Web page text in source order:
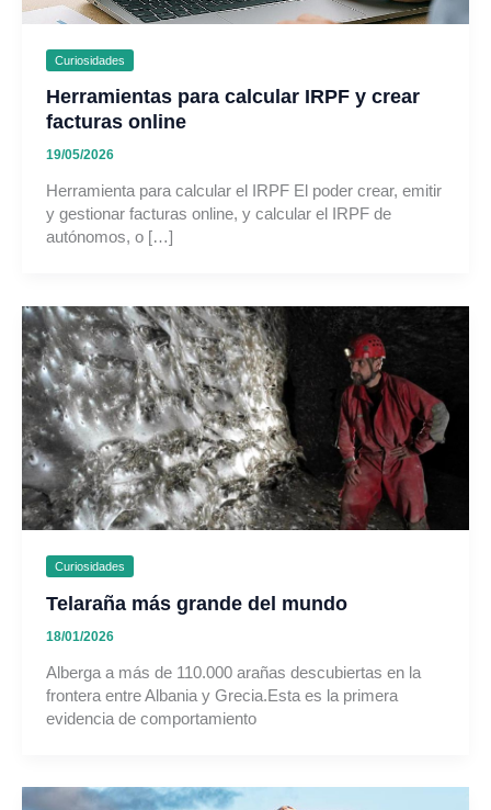
Curiosidades
Herramientas para calcular IRPF y crear
facturas online
19/05/2026
Herramienta para calcular el IRPF El poder crear, emitir
y gestionar facturas online, y calcular el IRPF de
autónomos, o […]
Curiosidades
Telaraña más grande del mundo
18/01/2026
Alberga a más de 110.000 arañas descubiertas en la
frontera entre Albania y Grecia.Esta es la primera
evidencia de comportamiento